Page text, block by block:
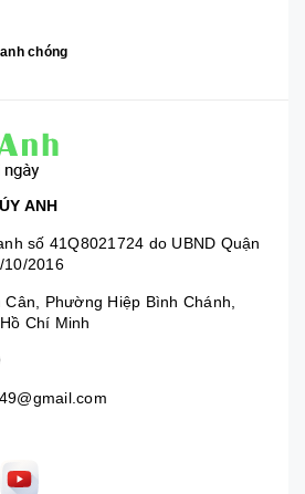
chóng
ANH
số 41Q8021724 do UBND Quận
2016
Cân, Phường Hiệp Bình Chánh,
Chí Minh